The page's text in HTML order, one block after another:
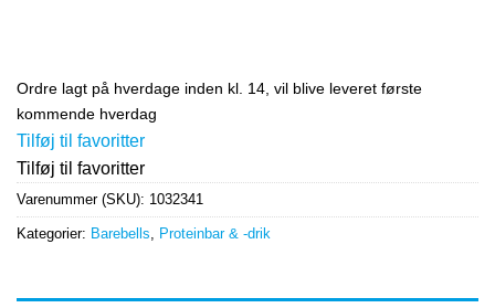
Ordre lagt på hverdage inden kl. 14, vil blive leveret første
kommende hverdag
Tilføj til favoritter
Tilføj til favoritter
Varenummer (SKU): 1032341
Kategorier: Barebells Proteinbar & -drik